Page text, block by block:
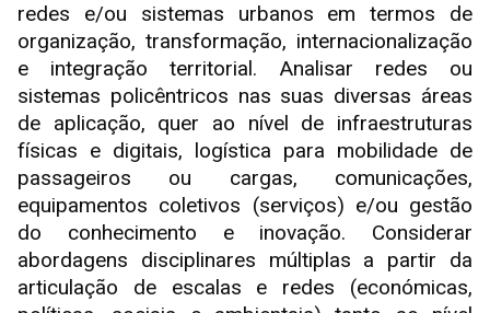
redes e/ou sistemas urbanos em termos de
organização, transformação, internacionalização
e integração territorial. Analisar redes ou
sistemas policêntricos nas suas diversas áreas
de aplicação, quer ao nível de infraestruturas
físicas e digitais, logística para mobilidade de
passageiros ou cargas, comunicações,
equipamentos coletivos (serviços) e/ou gestão
do conhecimento e inovação. Considerar
abordagens disciplinares múltiplas a partir da
articulação de escalas e redes (económicas,